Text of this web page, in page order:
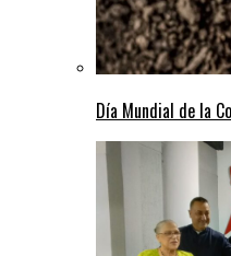
Día Mundial de la